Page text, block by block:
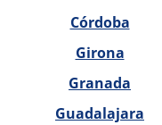
Córdoba
Girona
Granada
Guadalajara